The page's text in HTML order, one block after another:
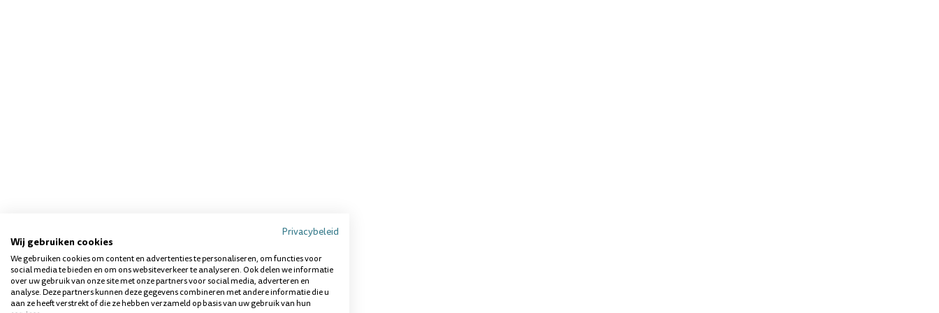
Privacybeleid
Wij gebruiken cookies
We gebruiken cookies om content en advertenties te personaliseren, om functies voor
social media te bieden en om ons websiteverkeer te analyseren. Ook delen we informatie
over uw gebruik van onze site met onze partners voor social media, adverteren en
analyse. Deze partners kunnen deze gegevens combineren met andere informatie die u
aan ze heeft verstrekt of die ze hebben verzameld op basis van uw gebruik van hun